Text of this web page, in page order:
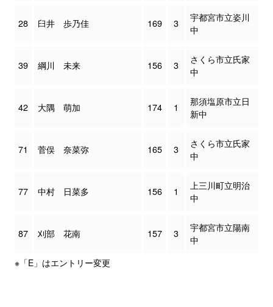
28 臼井 歩乃佳 169 3
宇都宮市立姿川
中
39 綱川 未来 156 3
さくら市立氏家
中
42 大隅 萌加 174 1
那須塩原市立日
新中
71 菅俣 奈菜弥 165 3
さくら市立氏家
中
77 中村 日菜多 156 1
上三川町立明治
中
87 刈部 花南 157 3
宇都宮市立陽南
中
※「E」はエントリー変更